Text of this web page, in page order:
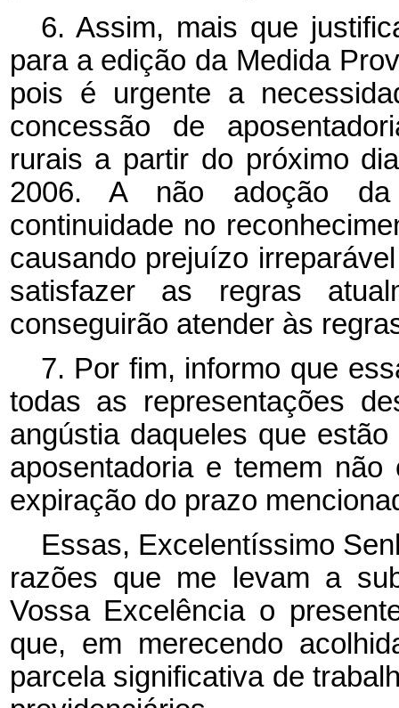
6. Assim, mais que
para a edição da Medida
pois é urgente a
concessão de
rurais a partir do próximo
2006. A não adoção da
continuidade no
causando prejuízo
satisfazer as regras
conseguirão atender às
7. Por fim, informo que
todas as representações
angústia daqueles que
aposentadoria e temem
expiração do prazo
Essas, Excelentíssimo
razões que me levam a
Vossa Excelência o
que, em merecendo
parcela significativa de